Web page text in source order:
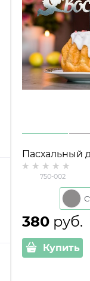
Пасхальный
металл
750-002
380 руб.
Купить